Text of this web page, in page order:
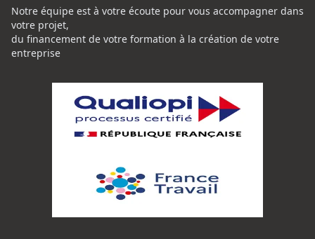
Notre équipe est à votre écoute pour vous accompagner dans
votre projet,
du financement de votre formation à la création de votre
entreprise